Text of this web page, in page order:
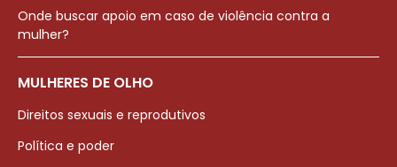
Onde buscar apoio em caso de violência contra a
mulher?
MULHERES DE OLHO
Direitos sexuais e reprodutivos
Política e poder